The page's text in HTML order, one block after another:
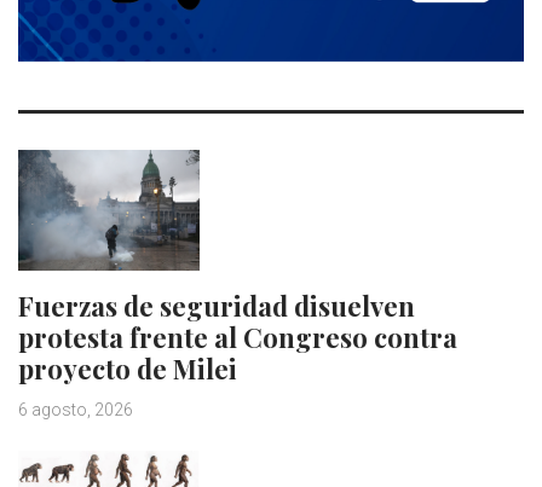
Fuerzas de seguridad disuelven
protesta frente al Congreso contra
proyecto de Milei
6 agosto, 2026